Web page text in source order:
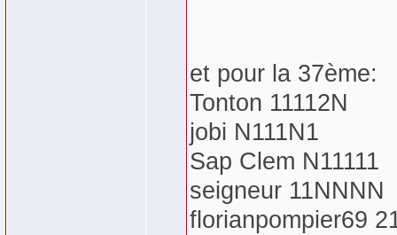
et pour la 37ème:
Tonton 11112N
jobi N111N1
Sap Clem N11111
seigneur 11NNNN
florianpompier69